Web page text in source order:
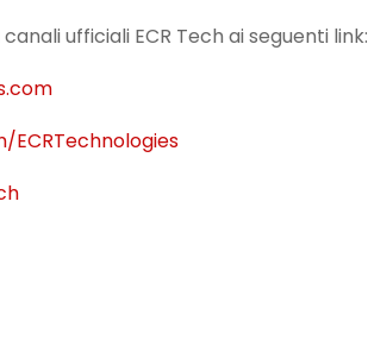
ufficiali ECR Tech ai seguenti link: